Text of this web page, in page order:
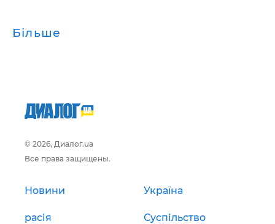
Більше
© 2026, Диалог.ua
Все права защищены.
Новини Україна
расія Суспільство